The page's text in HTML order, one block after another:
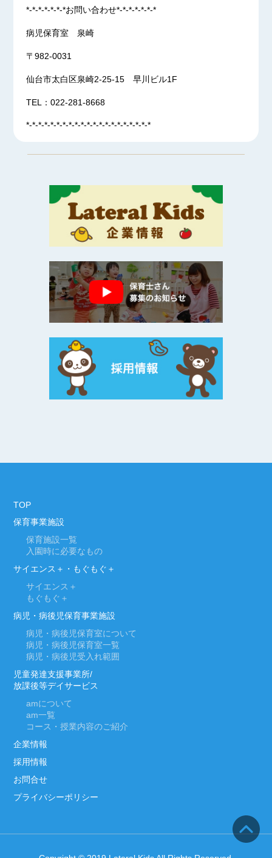
*-*-*-*-*-*-*お問い合わせ*-*-*-*-*-*-*
病児保育室 泉崎
〒982-0031
仙台市太白区泉崎2-25-15 早川ビル1F
TEL：022-281-8668
*-*-*-*-*-*-*-*-*-*-*-*-*-*-*-*-*-*-*-*-*
TOP
保育事業施設
保育施設一覧
入園時に必要なもの
サイエンス＋・もぐもぐ＋
サイエンス＋
もぐもぐ＋
病児・病後児保育事業施設
病児・病後児保育室について
病児・病後児保育室一覧
病児・病後児受入れ範囲
児童発達支援事業所/
放課後等デイサービス
amについて
am一覧
コース・授業内容のご紹介
企業情報
採用情報
お問合せ
プライバシーポリシー